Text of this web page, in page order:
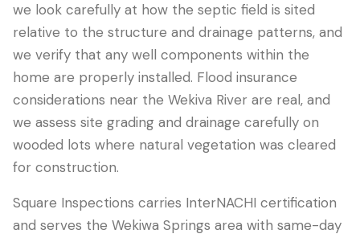
we look carefully at how the septic field is sited
relative to the structure and drainage patterns, and
we verify that any well components within the
home are properly installed. Flood insurance
considerations near the Wekiva River are real, and
we assess site grading and drainage carefully on
wooded lots where natural vegetation was cleared
for construction.
Square Inspections carries InterNACHI certification
and serves the Wekiwa Springs area with same-day